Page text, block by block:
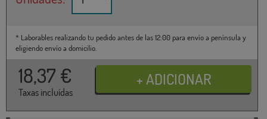
* Laborables realizando tu pedido antes de las 12:00 para envío a península y
eligiendo envío a domicilio.
18,37 €
Taxas incluídas